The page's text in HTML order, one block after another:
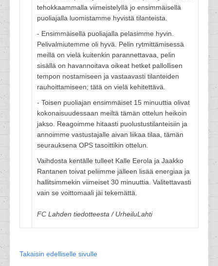
tehokkaammalla viimeistelyllä jo ensimmäisellä
puoliajalla luomistamme hyvistä tilanteista.
- Ensimmäisellä puoliajalla pelasimme hyvin.
Pelivalmiutemme oli hyvä. Pelin rytmittämisessä
meillä on vielä kuitenkin parannettavaa, pelin
sisällä on havannoitava oikeat hetket pallollisen
tempon nostamiseen ja vastaavasti tilanteiden
rauhoittamiseen; tätä on vielä kehitettävä.
- Toisen puoliajan ensimmäiset 15 minuuttia olivat
kokonaisuudessaan meiltä tämän ottelun heikoin
jakso. Reagoimme hitaasti puolustustilanteisiin ja
annoimme vastustajalle aivan liikaa tilaa, tämän
seurauksena OPS tasoittikin ottelun.
Vaihdosta kentälle tulleet Kalle Eerola ja Jaakko
Rantanen toivat peliimme jälleen lisää energiaa ja
hallitsimmekin viimeiset 30 minuuttia. Valitettavasti
vain se voittomaali jäi tekemättä.
FC Lahden tiedotteesta / UrheiluLahti
Takaisin edelliselle sivulle